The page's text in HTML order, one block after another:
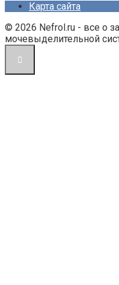
Карта сайта
© 2026 Nefrol.ru - все о
мочевыделительной